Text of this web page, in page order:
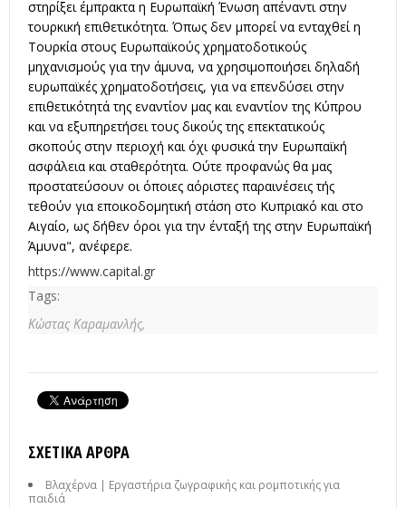
στηρίξει έμπρακτα η Ευρωπαϊκή Ένωση απέναντι στην
τουρκική επιθετικότητα. Όπως δεν μπορεί να ενταχθεί η
Τουρκία στους Ευρωπαϊκούς χρηματοδοτικούς
μηχανισμούς για την άμυνα, να χρησιμοποιήσει δηλαδή
ευρωπαϊκές χρηματοδοτήσεις, για να επενδύσει στην
επιθετικότητά της εναντίον μας και εναντίον της Κύπρου
και να εξυπηρετήσει τους δικούς της επεκτατικούς
σκοπούς στην περιοχή και όχι φυσικά την Ευρωπαϊκή
ασφάλεια και σταθερότητα. Ούτε προφανώς θα μας
προστατεύσουν οι όποιες αόριστες παραινέσεις τής
τεθούν για εποικοδομητική στάση στο Κυπριακό και στο
Αιγαίο, ως δήθεν όροι για την ένταξή της στην Ευρωπαϊκή
Άμυνα", ανέφερε.
https://www.capital.gr
Tags:
Κώστας Καραμανλής,
ΣΧΕΤΙΚΆ ΆΡΘΡΑ
Βλαχέρνα | Εργαστήρια ζωγραφικής και ρομποτικής για
παιδιά